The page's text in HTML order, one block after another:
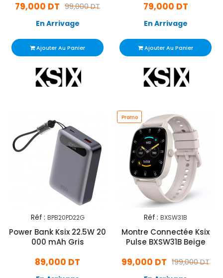
99,000 DT
79,000 DT
En Arrivage
Ajouter Au Panier
79,000 DT
En Arrivage
Ajouter Au Panier
Réf : BPB20PD22G
Power Bank Ksix 22.5W 20
000 mAh Gris
89,000 DT
Promo
Réf : BXSW31B
Montre Connectée Ksix
Pulse BXSW31B Beige
199,000 DT
99,000 DT